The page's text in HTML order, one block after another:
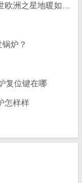
之星地暖如何开
炉？
复位键在哪
怎样样